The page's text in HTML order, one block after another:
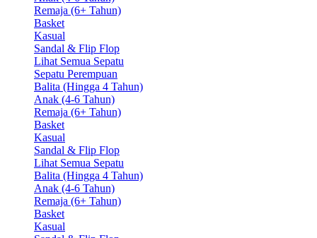
Remaja (6+ Tahun)
Basket
Kasual
Sandal & Flip Flop
Lihat Semua Sepatu
Sepatu Perempuan
Balita (Hingga 4 Tahun)
Anak (4-6 Tahun)
Remaja (6+ Tahun)
Basket
Kasual
Sandal & Flip Flop
Lihat Semua Sepatu
Balita (Hingga 4 Tahun)
Anak (4-6 Tahun)
Remaja (6+ Tahun)
Basket
Kasual